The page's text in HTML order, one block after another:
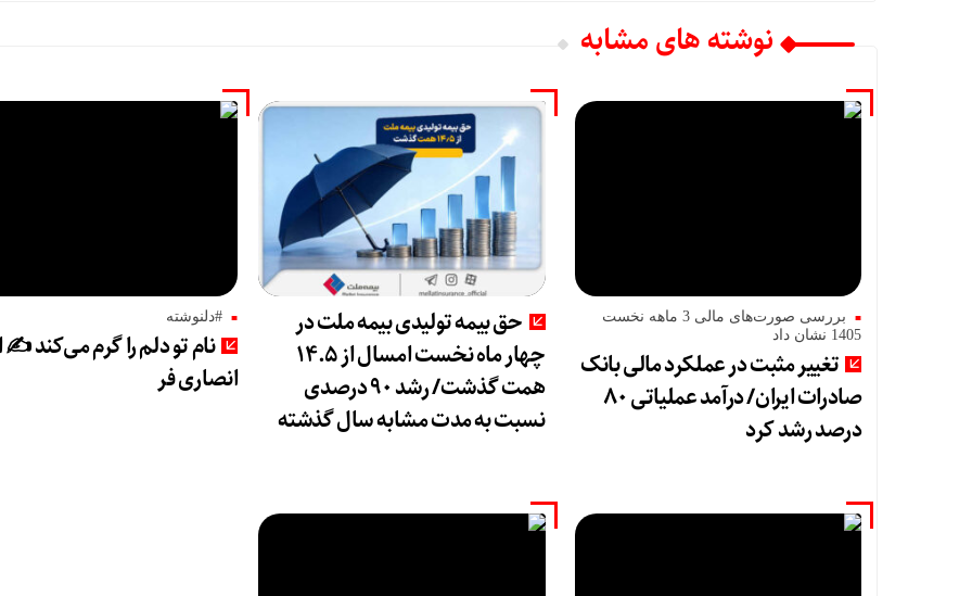
نوشته های مشابه
بررسی صورت‌های مالی 3 ماهه نخست
1405 نشان داد
تغییر مثبت در عملکرد مالی بانک
صادرات ایران/ درآمد عملیاتی ۸۰
درصد رشد کرد
حق بیمه تولیدی بیمه ملت در
چهار ماه نخست امسال از ۱۴.۵
همت گذشت/ رشد ۹۰ درصدی
نسبت به مدت مشابه سال گذشته
#دلنوشته
نام تو دلم را گرم می‌کند ✍️
انصاری فر